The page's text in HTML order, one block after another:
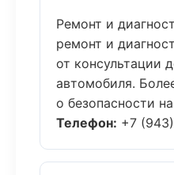
Ремонт и
ремонт и
от консультации
автомобиля.
о безопасности
Телефон: +7